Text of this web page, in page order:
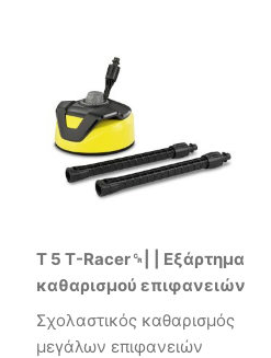
T 5 T-Racer␍| | Εξάρτημα
καθαρισμού επιφανειών
Σχολαστικός καθαρισμός
μεγάλων επιφανειών